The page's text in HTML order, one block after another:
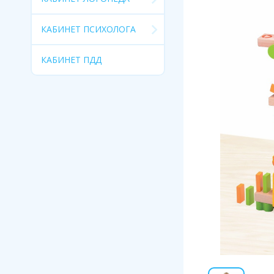
КАБИНЕТ ПСИХОЛОГА
КАБИНЕТ ПДД